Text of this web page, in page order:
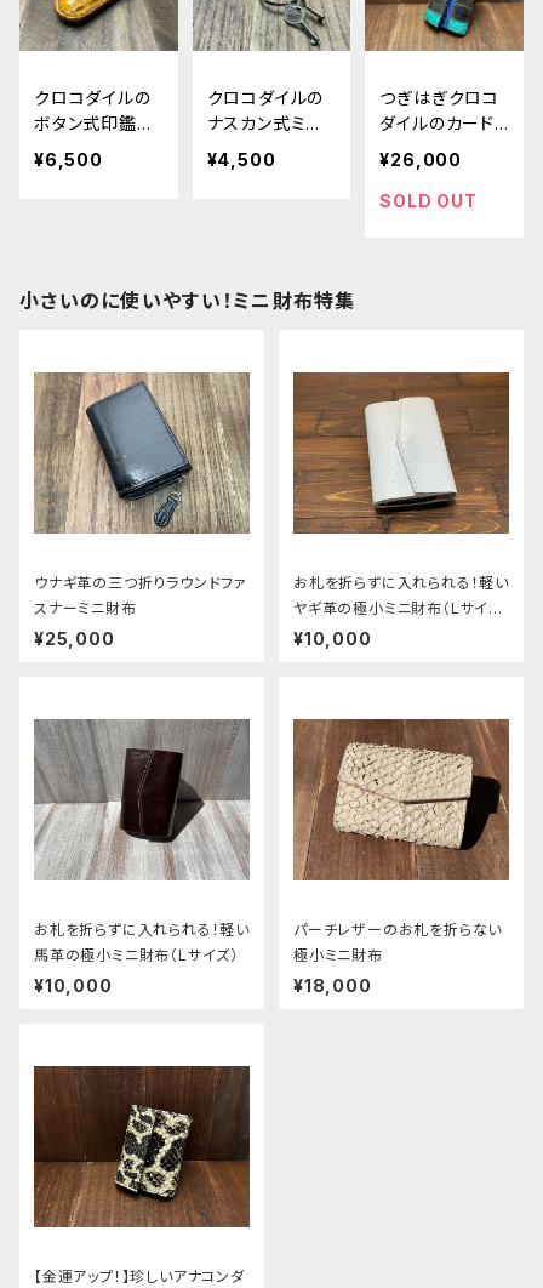
クロコダイルの
ボタン式印鑑ケ
ース
¥6,500
クロコダイルの
ナスカン式ミニ
キーホルダー
¥4,500
つぎはぎクロコ
ダイルのカード
サイズ極小ミニ
¥26,000
SOLD OUT
小さいのに使いやすい！ミニ財布特集
ウナギ革の三つ折りラウンドファ
スナーミニ財布
¥25,000
お札を折らずに入れられる！軽い
ヤギ革の極小ミニ財布（Lサイ
ズ）
¥10,000
お札を折らずに入れられる！軽い
馬革の極小ミニ財布（Lサイズ）
¥10,000
パーチレザーのお札を折らない
極小ミニ財布
¥18,000
【金運アップ！】珍しいアナコンダ